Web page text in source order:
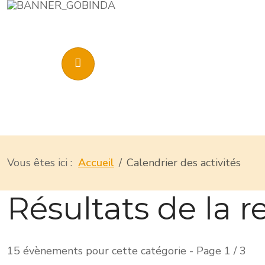
Vous êtes ici : Accueil Calendrier des activités
Résultats de la
15 évènements pour cette catégorie - Page 1 / 3